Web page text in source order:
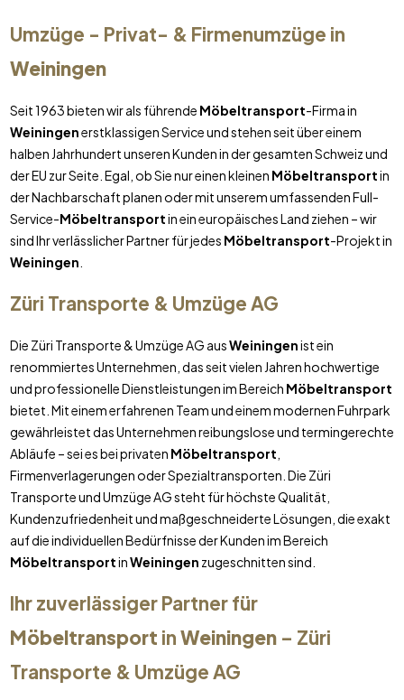
Umzüge - Privat- & Firmenumzüge in
Weiningen
Seit 1963 bieten wir als führende Möbeltransport-Firma in
Weiningenerstklassigen Service und stehen seit über einem
halben Jahrhundert unseren Kunden in der gesamten Schweiz und
der EU zur Seite. Egal, ob Sie nur einen kleinen Möbeltransportin
der Nachbarschaft planen oder mit unserem umfassenden Full-
Service-Möbeltransportin ein europäisches Land ziehen – wir
sind Ihr verlässlicher Partner für jedes Möbeltransport-Projekt in
Weiningen
Züri Transporte & Umzüge AG
Die Züri Transporte & Umzüge AG ausWeiningenist ein
renommiertes Unternehmen, das seit vielen Jahren hochwertige
und professionelle Dienstleistungen im Bereich Möbeltransport
bietet. Mit einem erfahrenen Team und einem modernen Fuhrpark
gewährleistet das Unternehmen reibungslose und termingerechte
Abläufe – sei es bei privaten Möbeltransport
Firmenverlagerungen oder Spezialtransporten. Die Züri
Transporte und Umzüge AG steht für höchste Qualität,
Kundenzufriedenheit und maßgeschneiderte Lösungen, die exakt
auf die individuellen Bedürfnisse der Kunden im Bereich
MöbeltransportinWeiningen zugeschnitten sind.
Ihr zuverlässiger Partner für
Möbeltransport inWeiningen– Züri
Transporte & Umzüge AG